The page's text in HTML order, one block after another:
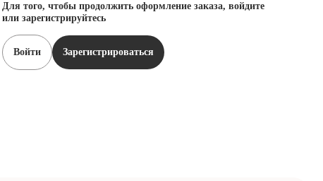
Для того, чтобы продолжить оформление заказа, войдите
или зарегистрируйтесь
Войти Зарегистрироваться